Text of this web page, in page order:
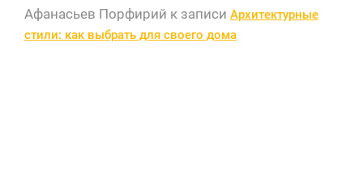
Афанасьев Порфирий к записи Архитектурные
стили: как выбрать для своего дома